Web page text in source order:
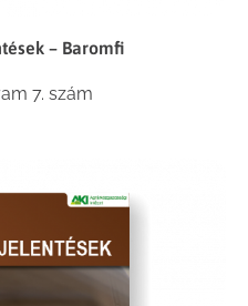
– Baromfi
7. szám